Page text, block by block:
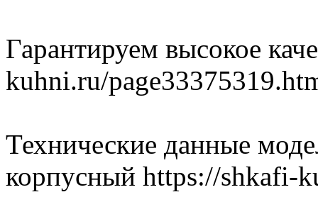
Гарантируем высокое
kuhni.ru/
Технические данные
корпусный https://shkafi-